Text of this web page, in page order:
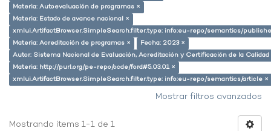
Materia: Autoevaluación de programas ×
Materia: Estado de avance nacional ×
xmlui.ArtifactBrowser.SimpleSearch.filter.type: info:eu-repo/semantics/
Materia: Acreditación de programas ×
Fecha: 2023 ×
Autor: Sistema Nacional de Evaluación, Acreditación y Certificación de la
Materia: http://purl.org/pe-repo/ocde/ford#5.03.01 ×
xmlui.ArtifactBrowser.SimpleSearch.filter.type: info:eu-repo/semantics/article ×
Mostrar filtros avanzados
Mostrando ítems 1-1 de 1